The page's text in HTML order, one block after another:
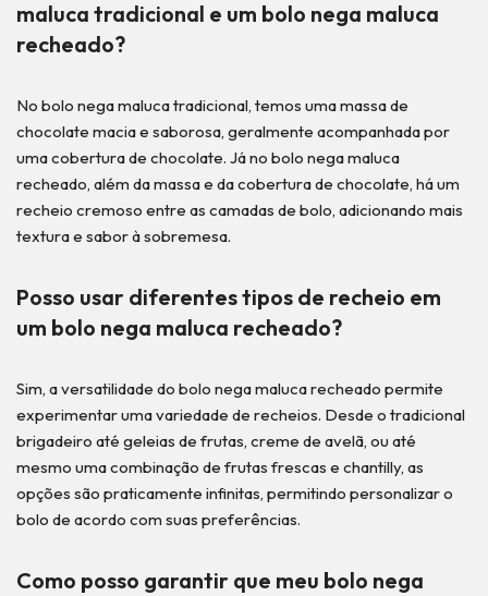
maluca tradicional e um bolo nega maluca
recheado?
No bolo nega maluca tradicional, temos uma massa de
chocolate macia e saborosa, geralmente acompanhada por
uma cobertura de chocolate. Já no bolo nega maluca
recheado, além da massa e da cobertura de chocolate, há um
recheio cremoso entre as camadas de bolo, adicionando mais
textura e sabor à sobremesa.
Posso usar diferentes tipos de recheio em
um bolo nega maluca recheado?
Sim, a versatilidade do bolo nega maluca recheado permite
experimentar uma variedade de recheios. Desde o tradicional
brigadeiro até geleias de frutas, creme de avelã, ou até
mesmo uma combinação de frutas frescas e chantilly, as
opções são praticamente infinitas, permitindo personalizar o
bolo de acordo com suas preferências.
Como posso garantir que meu bolo nega